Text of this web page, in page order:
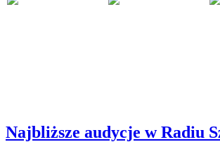
Najbliższe audycje w Radiu